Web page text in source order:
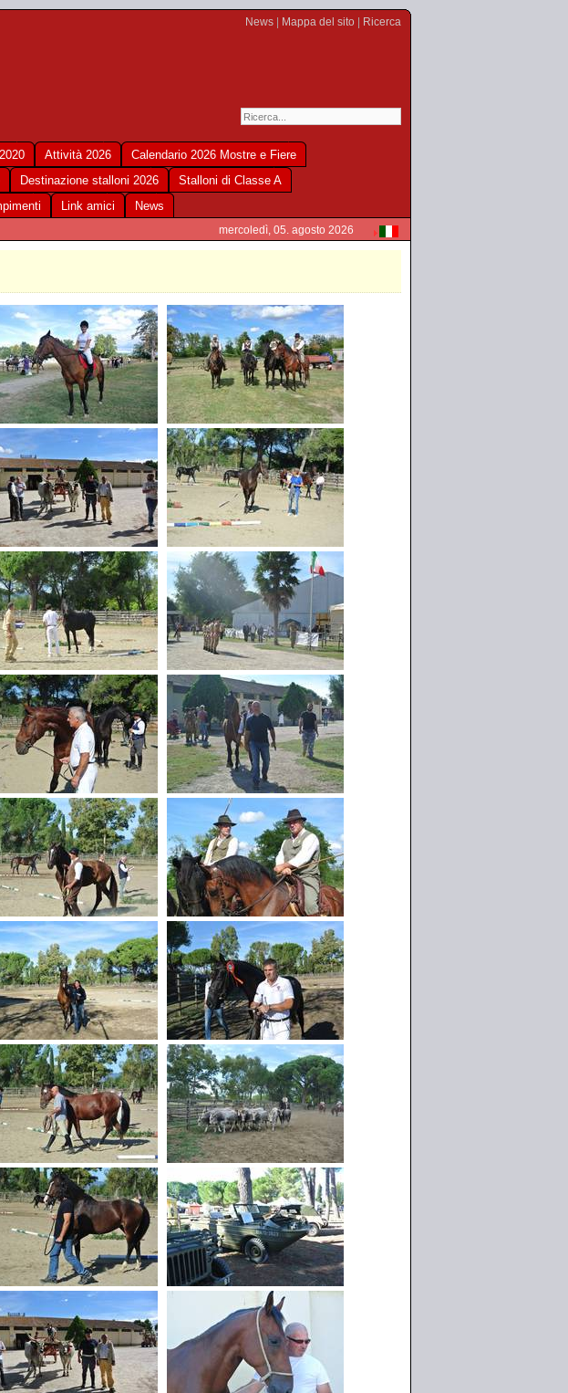
News Mappa del sito Ricerca
Attività 2026
Calendario 2026 Mostre e Fiere
Destinazione stalloni 2026
Stalloni di Classe A
Link amici News
mercoledì, 05. agosto 2026